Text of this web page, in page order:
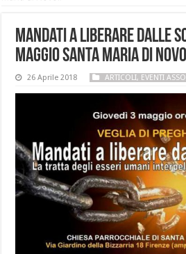
Mandati a Liberare dalle
maggio Santa maria di
26 Aprile 2018 ARTICOLI, EVENTI